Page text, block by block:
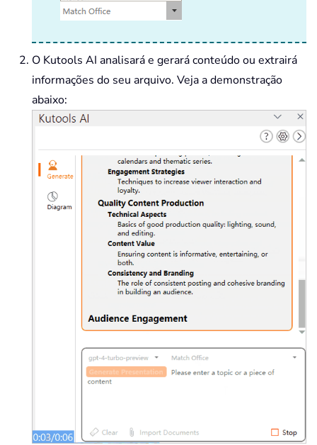
O Kutools AI analisará e gerará conteúdo ou extrairá
informações do seu arquivo. Veja a demonstração
abaixo: